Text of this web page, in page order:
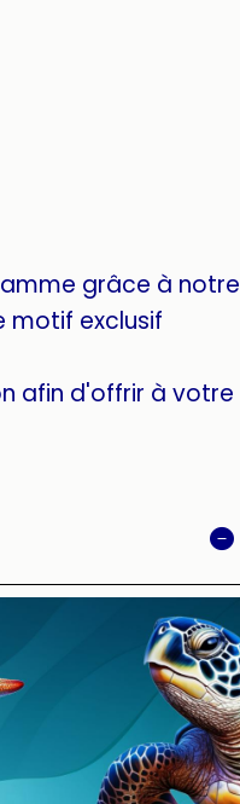
grâce à notre
motif exclusif
afin d'offrir à votre